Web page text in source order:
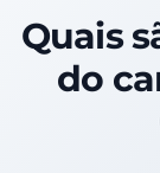
Quais
do